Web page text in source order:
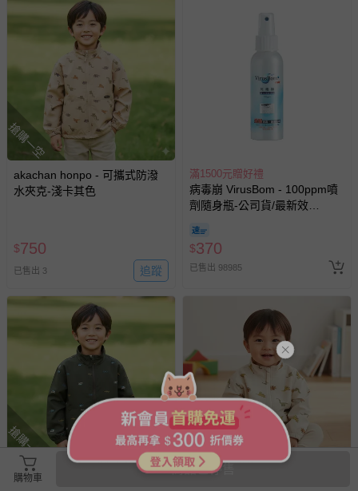
搶購一空
akachan honpo - 可攜式防潑
水夾克-淺卡其色
$750
已售出 3 追蹤
滿1500元贈好禮
病毒崩 VirusBom - 100ppm噴
劑隨身瓶-公司貨/最新效
$370
已售出 98985
搶購一空
akachan honpo - 可攜式防潑
搶購一空
購物車
商品已停售